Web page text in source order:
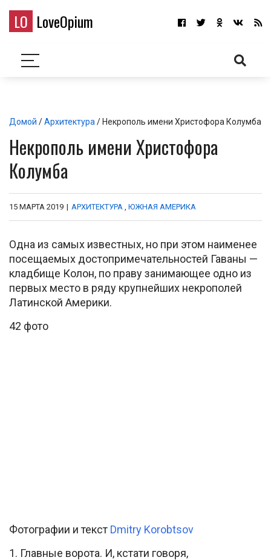
LO LoveOpium
Домой /Архитектура / Некрополь имени Христофора Колумба
Некрополь имени Христофора
Колумба
15 МАРТА 2019 | АРХИТЕКТУРА , ЮЖНАЯ АМЕРИКА
Одна из самых известных, но при этом наименее
посещаемых достопримечательностей Гаваны —
кладбище Колон, по праву занимающее одно из
первых место в ряду крупнейших некрополей
Латинской Америки.
42 фото
Фотографии и текст Dmitry Korobtsov
1. Главные ворота. И, кстати говоря,